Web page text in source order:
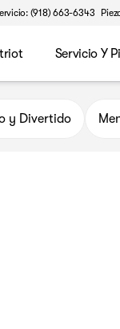
(918) 663-6343
Servicio Y
y Divertido